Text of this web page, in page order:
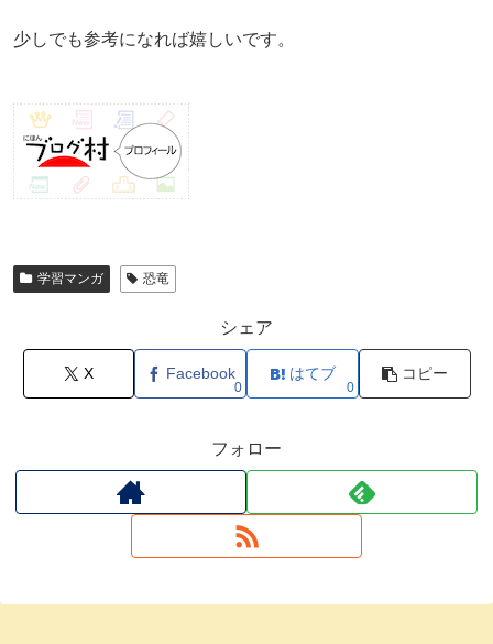
少しでも参考になれば嬉しいです。
学習マンガ 恐竜
シェア
X Facebook
0
はてブ
0
コピー
フォロー